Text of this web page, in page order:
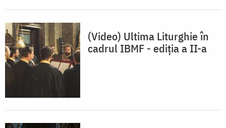
(Video) Ultima Liturghie în
cadrul IBMF - ediția a II-a